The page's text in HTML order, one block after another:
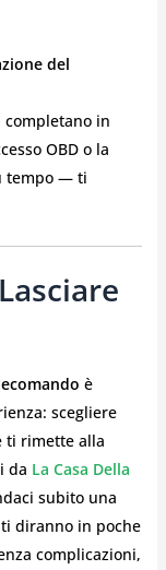
del
in
OBD o la
tempo — ti
è
scegliere
ti rimette alla
da La Casa Della
subito una
diranno in poche
complicazioni,